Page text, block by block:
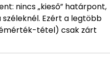
nincs „kieső” határpont,
Ezért a legtöbb
tétel) csak zárt